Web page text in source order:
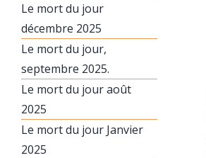
Le mort du jour
décembre 2025
Le mort du jour,
septembre 2025.
Le mort du jour août
2025
Le mort du jour Janvier
2025